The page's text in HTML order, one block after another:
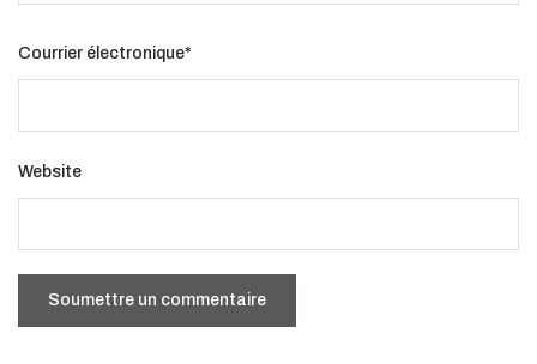
Courrier électronique*
Website